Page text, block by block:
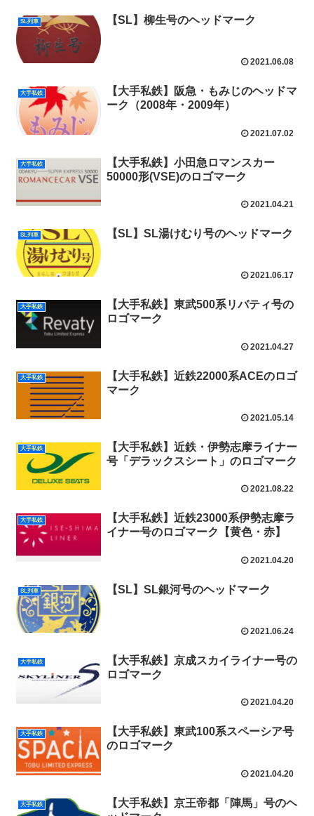
SL列車 【SL】柳生号のヘッドマーク
2021.06.08
大手私鉄
【大手私鉄】阪急・もみじのヘッドマ
ーク（2008年・2009年）
2021.07.02
大手私鉄
【大手私鉄】小田急ロマンスカー
50000形(VSE)のロゴマーク
2021.04.21
SL列車 【SL】SL湯けむり号のヘッドマーク
2021.06.17
大手私鉄
【大手私鉄】東武500系リバティ号の
ロゴマーク
2021.04.27
大手私鉄
【大手私鉄】近鉄22000系ACEのロゴ
マーク
2021.05.14
大手私鉄
【大手私鉄】近鉄・伊勢志摩ライナー
号「デラックスシート」のロゴマーク
2021.08.22
大手私鉄
【大手私鉄】近鉄23000系伊勢志摩ラ
イナー号のロゴマーク【黄色・赤】
2021.04.20
SL列車 【SL】SL銀河号のヘッドマーク
2021.06.24
大手私鉄
【大手私鉄】京成スカイライナー号の
ロゴマーク
2021.04.20
大手私鉄
【大手私鉄】東武100系スペーシア号
のロゴマーク
2021.04.20
大手私鉄
【大手私鉄】京王帝都「陣馬」号のヘ